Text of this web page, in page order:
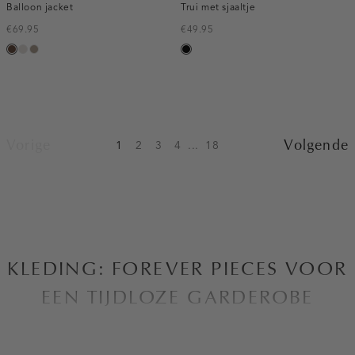
Balloon jacket
€69.95
donkerbruin
kittaupe,
Trui met sjaaltje
€49.95
zwart
1 2 3 4 ... 18 Volgende
KLEDING: FOREVER PIECES VOOR
EEN TIJDLOZE GARDEROBE